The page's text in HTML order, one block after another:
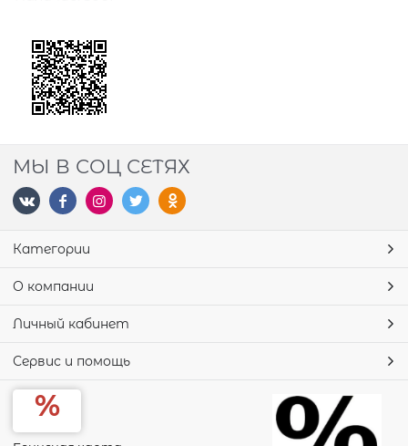
МЫ В СОЦ СЕТЯХ
Категории
О компании
Личный кабинет
Сервис и помощь